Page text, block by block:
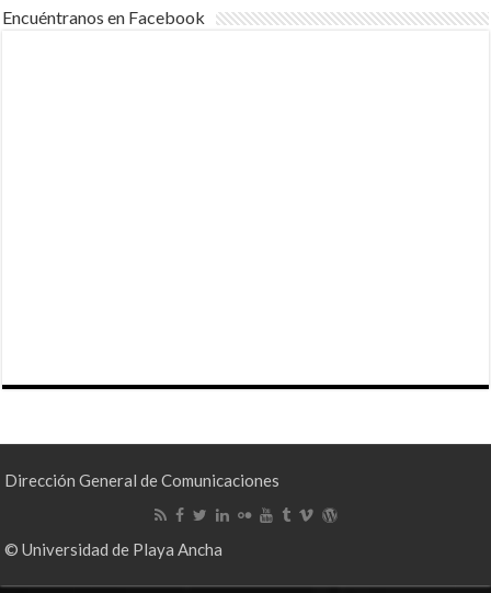
Encuéntranos en Facebook
Dirección General de Comunicaciones
© Universidad de Playa Ancha